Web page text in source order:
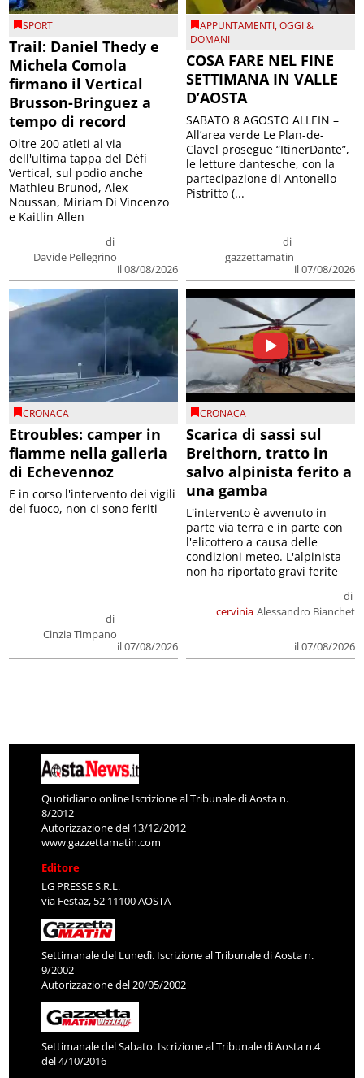
SPORT
Trail: Daniel Thedy e
Michela Comola
firmano il Vertical
Brusson-Bringuez a
tempo di record
di
Davide Pellegrino
il 08/08/2026
Oltre 200 atleti al via
dell'ultima tappa del Défì
Vertical, sul podio anche
Mathieu Brunod, Alex
Noussan, Miriam Di Vincenzo
e Kaitlin Allen
APPUNTAMENTI,OGGI &
DOMANI
COSA FARE NEL FINE
SETTIMANA IN VALLE
D’AOSTA
di
gazzettamatin
il 07/08/2026
SABATO 8 AGOSTO ALLEIN –
All’area verde Le Plan-de-
Clavel prosegue “ItinerDante”,
le letture dantesche, con la
partecipazione di Antonello
Pistritto (...
CRONACA
Etroubles: camper in
fiamme nella galleria
di Echevennoz
di
Cinzia Timpano
il 07/08/2026
E in corso l'intervento dei vigili
del fuoco, non ci sono feriti
CRONACA
Scarica di sassi sul
Breithorn, tratto in
salvo alpinista ferito a
una gamba
cervinia
di
Alessandro Bianchet
il 07/08/2026
L'intervento è avvenuto in
parte via terra e in parte con
l'elicottero a causa delle
condizioni meteo. L'alpinista
non ha riportato gravi ferite
Quotidiano online Iscrizione al Tribunale di Aosta n.
8/2012
Autorizzazione del 13/12/2012
www.gazzettamatin.com
Editore
LG PRESSE S.R.L.
via Festaz, 52 11100 AOSTA
Settimanale del Lunedì. Iscrizione al Tribunale di Aosta n.
9/2002
Autorizzazione del 20/05/2002
Settimanale del Sabato. Iscrizione al Tribunale di Aosta n.4
del 4/10/2016